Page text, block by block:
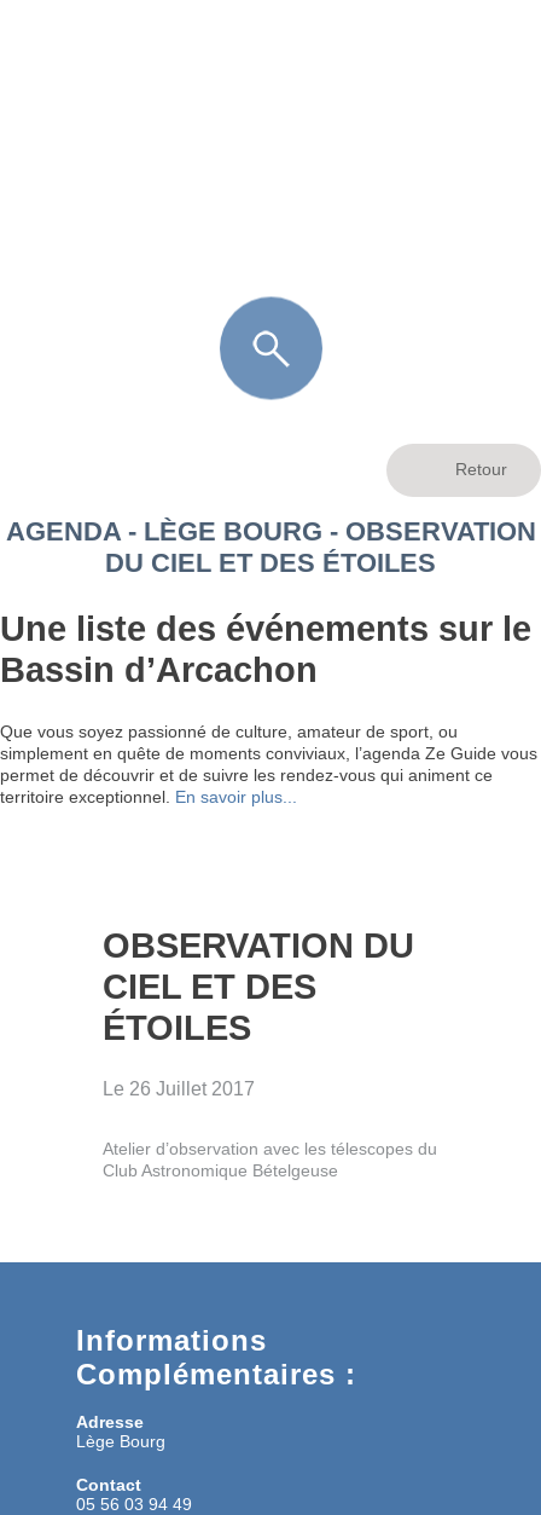
AGENDA - LÈGE BOURG - OBSERVATION
DU CIEL ET DES ÉTOILES
Une liste des événements sur le
Bassin d’Arcachon
Que vous soyez passionné de culture, amateur de sport, ou
simplement en quête de moments conviviaux, l’agenda Ze Guide vous
permet de découvrir et de suivre les rendez-vous qui animent ce
territoire exceptionnel. En savoir plus...
OBSERVATION DU
CIEL ET DES
ÉTOILES
Le 26 Juillet 2017
Atelier d’observation avec les télescopes du
Club Astronomique Bételgeuse
Informations
Complémentaires :
Adresse
Lège Bourg
Contact
05 56 03 94 49